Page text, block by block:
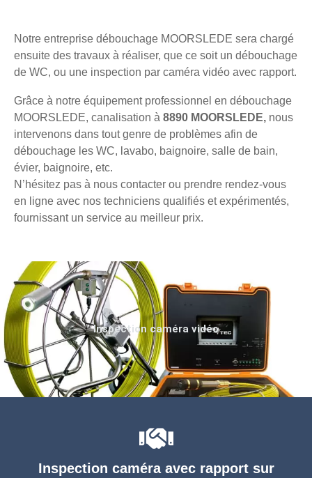
Notre entreprise débouchage MOORSLEDE sera chargé
ensuite des travaux à réaliser, que ce soit un débouchage
de WC, ou une inspection par caméra vidéo avec rapport.
Grâce à notre équipement professionnel en débouchage
MOORSLEDE, canalisation à 8890 MOORSLEDE, nous
intervenons dans tout genre de problèmes afin de
débouchage les WC, lavabo, baignoire, salle de bain,
évier, baignoire, etc.
N’hésitez pas à nous contacter ou prendre rendez-vous
en ligne avec nos techniciens qualifiés et expérimentés,
fournissant un service au meilleur prix.
Inspection caméra avec rapport sur
Inspection caméra vidéo